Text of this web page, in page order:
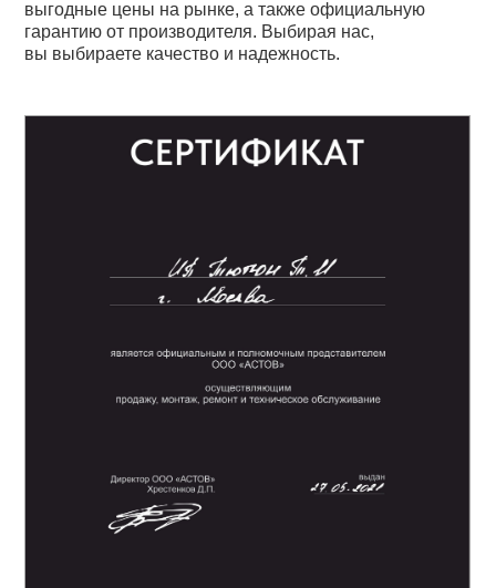
выгодные цены на рынке, а также официальную
гарантию от производителя. Выбирая нас,
вы выбираете качество и надежность.